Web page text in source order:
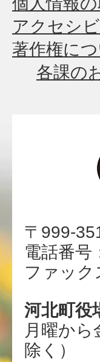
アクセシ
著作権に
各課の
〒999-
電話番号
ファック
河北町役
月曜から
除く）